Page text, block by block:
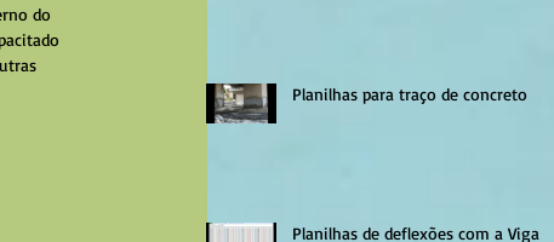
do
Planilhas para traço de concreto
Planilhas de deflexões com a Viga